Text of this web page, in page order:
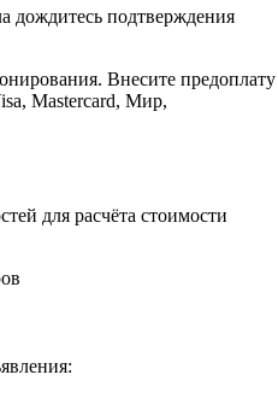
дождитесь подтверждения
Внесите предоплату
Mastercard, Мир,
для расчёта стоимости